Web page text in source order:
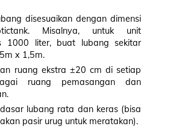
disesuaikan dengan dimensi
Misalnya, untuk unit
1000 liter, buat lubang sekitar
x 1,5m.
ruang ekstra ±20 cm di setiap
ruang pemasangan dan
lubang rata dan keras (bisa
pasir urug untuk meratakan).